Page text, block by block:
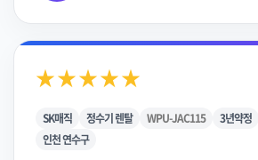
★★★★★
SK매직 정수기 렌탈 WPU-JAC115 3년약정
인천 연수구